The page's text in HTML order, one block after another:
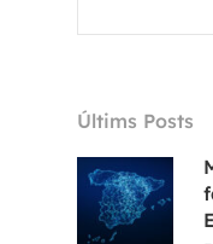
Últims Posts